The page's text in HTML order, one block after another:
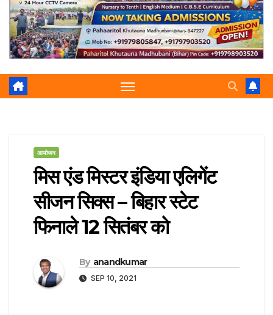
आयोजन
मिस एंड मिस्टर इंडिया एलिगेंट
सीजन सिक्स – बिहार स्टेट
फिनाले 12 सितंबर को
By anandkumar
SEP 10, 2021
pa
m
e